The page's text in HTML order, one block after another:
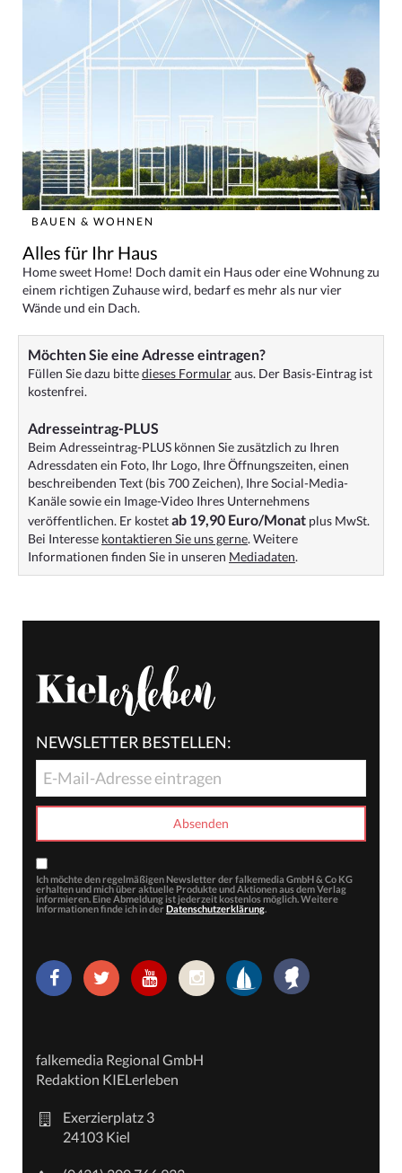
BAUEN & WOHNEN
Alles für Ihr Haus
Home sweet Home! Doch damit ein Haus oder eine Wohnung zu
einem richtigen Zuhause wird, bedarf es mehr als nur vier
Wände und ein Dach.
Möchten Sie eine Adresse eintragen?
Füllen Sie dazu bittedieses Formularaus. Der Basis-Eintrag ist
kostenfrei.
Adresseintrag-PLUS
Beim Adresseintrag-PLUS können Sie zusätzlich zu Ihren
Adressdaten ein Foto, Ihr Logo, Ihre Öffnungszeiten, einen
beschreibenden Text (bis 700 Zeichen), Ihre Social-Media-
Kanäle sowie ein Image-Video Ihres Unternehmens
veröffentlichen. Er kostetab 19,90 Euro/Monat plus MwSt.
Bei Interesse kontaktieren Sie uns gerne. Weitere
Informationen finden Sie in unseren Mediadaten.
NEWSLETTER BESTELLEN:
Ich möchte den regelmäßigen Newsletter der falkemedia GmbH & Co KG
erhalten und mich über aktuelle Produkte und Aktionen aus dem Verlag
informieren. Eine Abmeldung ist jederzeit kostenlos möglich. Weitere
Informationen finde ich in der Datenschutzerklärung.
falkemedia Regional GmbH
Redaktion KIELerleben
Exerzierplatz 3
24103 Kiel